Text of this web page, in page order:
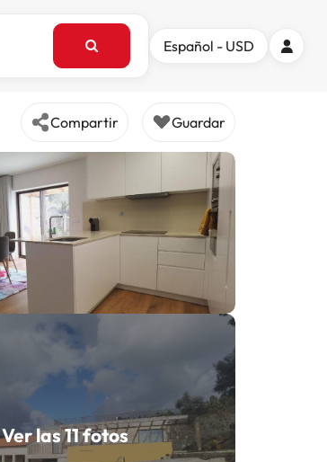
Español - USD
Compartir Guardar
Ver las 11 fotos